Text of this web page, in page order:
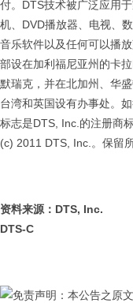
付。DTS技术被广泛应用
机、DVD播放器、电视、
音乐软件以及任何可以播
部设在加利福尼亚州的卡
默瑞克，并在北加州、华
台湾和英国设有办事处。
标志是DTS, Inc.的注册商
(c) 2011 DTS, Inc.。保留
资料来源： DTS, Inc.
DTS-C
免责声明：本公告之原